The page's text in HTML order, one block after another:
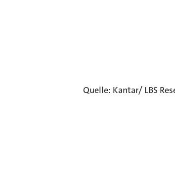
Quelle: Kantar/ LBS